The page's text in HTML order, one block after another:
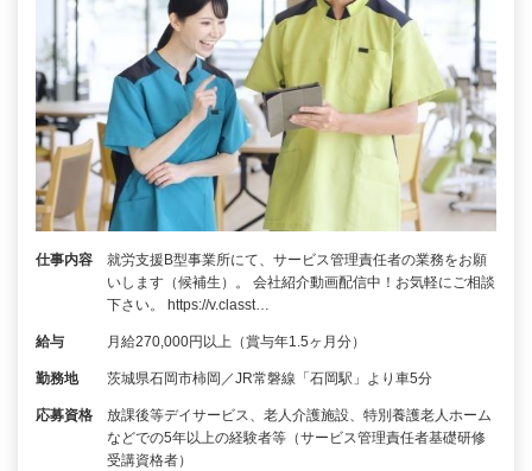
仕事内容
就労支援B型事業所にて、サービス管理責任者の業務をお願
いします（候補生）。 会社紹介動画配信中！お気軽にご相談
下さい。 https://v.classt…
給与 月給270,000円以上（賞与年1.5ヶ月分）
勤務地 茨城県石岡市柿岡／JR常磐線「石岡駅」より車5分
応募資格
放課後等デイサービス、老人介護施設、特別養護老人ホーム
などでの5年以上の経験者等（サービス管理責任者基礎研修
受講資格者）